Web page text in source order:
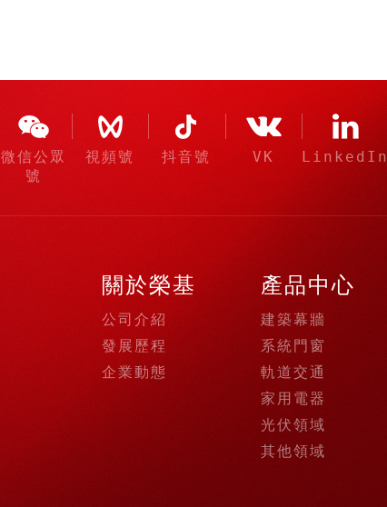
微信公眾
號
視頻號 抖音號 VK LinkedIn
關於榮基
公司介紹
發展歷程
企業動態
產品中心
建築幕牆
系統門窗
軌道交通
家用電器
光伏領域
其他領域